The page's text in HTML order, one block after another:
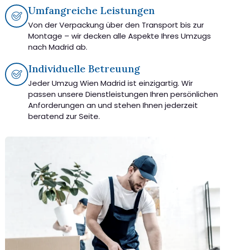
Umfangreiche Leistungen
Von der Verpackung über den Transport bis zur
Montage – wir decken alle Aspekte Ihres Umzugs
nach Madrid ab.
Individuelle Betreuung
Jeder Umzug Wien Madrid ist einzigartig. Wir
passen unsere Dienstleistungen Ihren persönlichen
Anforderungen an und stehen Ihnen jederzeit
beratend zur Seite.